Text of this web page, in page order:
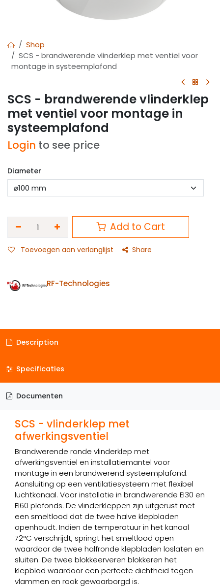
Shop
SCS - brandwerende vlinderklep met ventiel voor
montage in systeemplafond
SCS - brandwerende vlinderklep
met ventiel voor montage in
systeemplafond
Login to see price
Diameter
Add to Cart
Toevoegen aan verlanglijst Share
RF-Technologies
Description
Specificaties
Documenten
SCS - vlinderklep met
afwerkingsventiel
Brandwerende ronde vlinderklep met
afwerkingsventiel en installatiemantel voor
montage in een brandwerend systeemplafond.
Aansluiting op een ventilatiesysteem met flexibel
luchtkanaal. Voor installatie in brandwerende EI30 en
EI60 plafonds. De vlinderkleppen zijn uitgerust met
een smeltlood dat de twee halve klepbladen
openhoudt. Indien de temperatuur in het kanaal
72°C verschrijdt, springt het smeltlood open
waardoor de twee halfronde klepbladen loslaten en
sluiten. De twee blokkeerveren blokkeren het
klepblad waardoor een perfecte dichtheid tegen
vlammen en rook gewaarborgd is.